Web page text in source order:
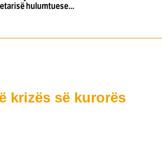
krizës së kurorës